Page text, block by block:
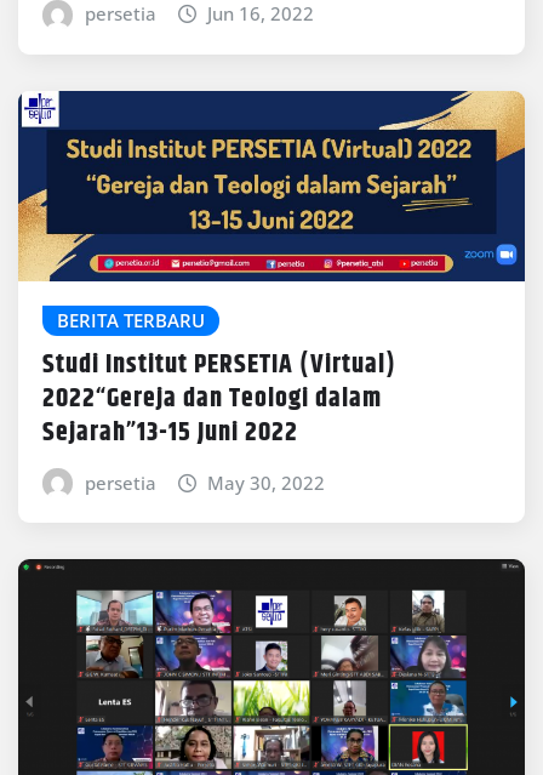
persetia Jun 16, 2022
BERITA TERBARU
Studi Institut PERSETIA (Virtual)
2022“Gereja dan Teologi dalam
Sejarah”13-15 Juni 2022
persetia May 30, 2022